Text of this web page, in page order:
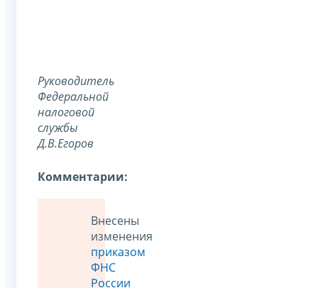
Руководитель
Федеральной
налоговой
службы
Д.В.Егоров
Комментарии:
Внесены
изменения
приказом
ФНС
России